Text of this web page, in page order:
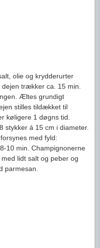
olie og krydderurter
trækker ca. 15 min.
Æltes grundigt
stilles tildækket til
køligere 1 døgns tid.
stykker á 15 cm i diameter.
med fyld:
10 min. Champignonerne
lidt salt og peber og
parmesan.